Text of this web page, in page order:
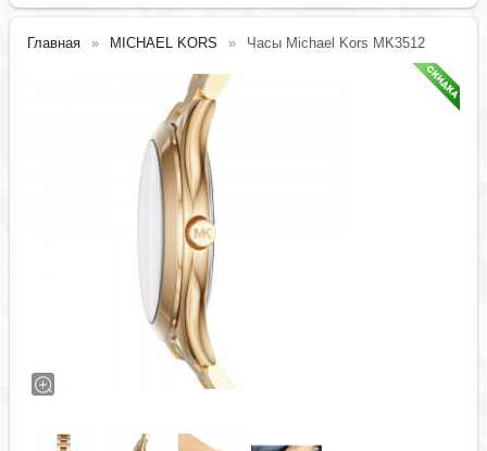
Главная MICHAEL KORS Часы Michael Kors MK3512